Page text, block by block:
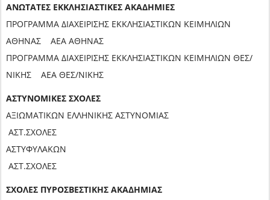
ΑΝΩΤΑΤΕΣ ΕΚΚΛΗΣΙΑΣΤΙΚΕΣ ΑΚΑΔΗΜΙΕΣ
ΠΡΟΓΡΑΜΜΑ ΔΙΑΧΕΙΡΙΣΗΣ ΕΚΚΛΗΣΙΑΣΤΙΚΩΝ ΚΕΙΜΗΛΙΩΝ
ΑΘΗΝΑΣ ΑΕΑ ΑΘΗΝΑΣ
ΠΡΟΓΡΑΜΜΑ ΔΙΑΧΕΙΡΙΣΗΣ ΕΚΚΛΗΣΙΑΣΤΙΚΩΝ ΚΕΙΜΗΛΙΩΝ ΘΕΣ/
ΝΙΚΗΣ ΑΕΑ ΘΕΣ/ΝΙΚΗΣ
ΑΣΤΥΝΟΜΙΚΕΣ ΣΧΟΛΕΣ
ΑΞΙΩΜΑΤΙΚΩΝ ΕΛΛΗΝΙΚΗΣ ΑΣΤΥΝΟΜΙΑΣ
ΑΣΤ.ΣΧΟΛΕΣ
ΑΣΤΥΦΥΛΑΚΩΝ
ΑΣΤ.ΣΧΟΛΕΣ
ΣΧΟΛΕΣ ΠΥΡΟΣΒΕΣΤΙΚΗΣ ΑΚΑΔΗΜΙΑΣ